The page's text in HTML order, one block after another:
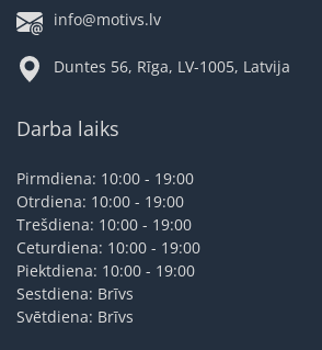
info@motivs.lv
Duntes 56, Rīga, LV-1005, Latvija
Darba laiks
Pirmdiena: 10:00 - 19:00
Otrdiena: 10:00 - 19:00
Trešdiena: 10:00 - 19:00
Ceturdiena: 10:00 - 19:00
Piektdiena: 10:00 - 19:00
Sestdiena: Brīvs
Svētdiena: Brīvs